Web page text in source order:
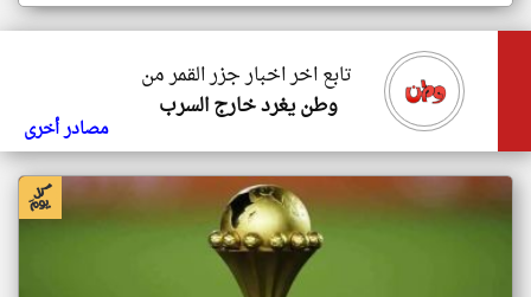
تابع اخر اخبار جزر القمر من
وطن يغرد خارج السرب
مصادر أخرى